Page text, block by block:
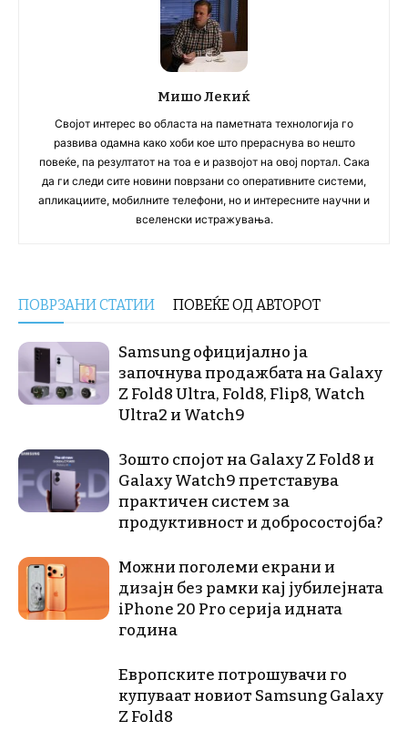
Мишо Лекиќ
Својот интерес во областа на паметната технологија го
развива одамна како хоби кое што прераснува во нешто
повеќе, па резултатот на тоа е и развојот на овој портал. Сака
да ги следи сите новини поврзани со оперативните системи,
апликациите, мобилните телефони, но и интересните научни и
вселенски истражувања.
ПОВРЗАНИ СТАТИИ ПОВЕЌЕ ОД АВТОРОТ
Samsung официјално ја
започнува продажбата на Galaxy
Z Fold8 Ultra, Fold8, Flip8, Watch
Ultra2 и Watch9
Зошто спојот на Galaxy Z Fold8 и
Galaxy Watch9 претставува
практичен систем за
продуктивност и добросостојба?
Можни поголеми екрани и
дизајн без рамки кај јубилејната
iPhone 20 Pro серија идната
година
Европските потрошувачи го
купуваат новиот Samsung Galaxy
Z Fold8